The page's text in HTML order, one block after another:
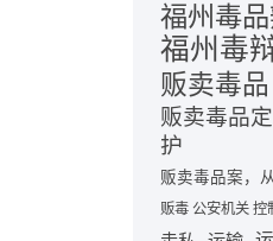
福州毒
福州毒
贩卖毒品
贩卖毒品
护
贩卖毒品案，
贩毒 公安机关 控